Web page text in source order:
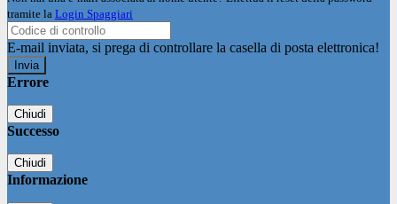
tramite la Login Spaggiari
E-mail inviata, si prega di controllare la casella di posta elettronica!
Errore
Chiudi
Successo
Chiudi
Informazione